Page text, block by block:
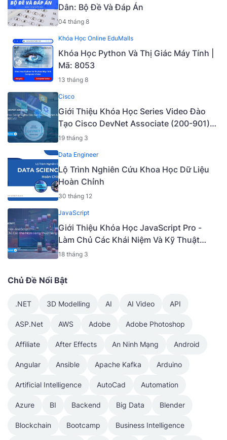
Dân: Bộ Đề Và Đáp Án
04 tháng 8
Khóa Học Online EduMalls
Khóa Học Python Và Thị Giác Máy Tính |
Mã: 8053
13 tháng 8
Cisco
Giới Thiệu Khóa Học Series Video Đào
Tạo Cisco DevNet Associate (200-901)
v1.1 [Mã - 6927 A]
19 tháng 3
Data Engineer
Lộ Trình Nghiên Cứu Khoa Học Dữ Liệu
Hoàn Chỉnh
30 tháng 12
JavaScript
Giới Thiệu Khóa Học JavaScript Pro -
Làm Chủ Các Khái Niệm Và Kỹ Thuật
Nâng Cao [Mã - 6919 A]
18 tháng 3
Chủ Đề Nổi Bật
.NET 3D Modelling AI AI Video API
ASP.Net AWS Adobe Adobe Photoshop
Affiliate After Effects An Ninh Mạng Android
Angular Ansible Apache Kafka Arduino
Artificial Intelligence AutoCad Automation
Azure BI Backend Big Data Blender
Blockchain Bootcamp Business Intelligence